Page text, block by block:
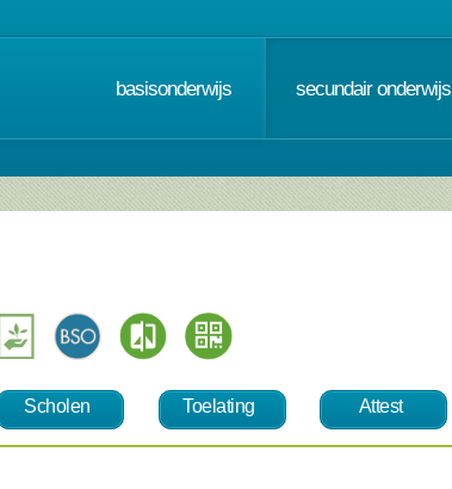
basisonderwijs secundair onderwijs
Scholen Toelating Attest